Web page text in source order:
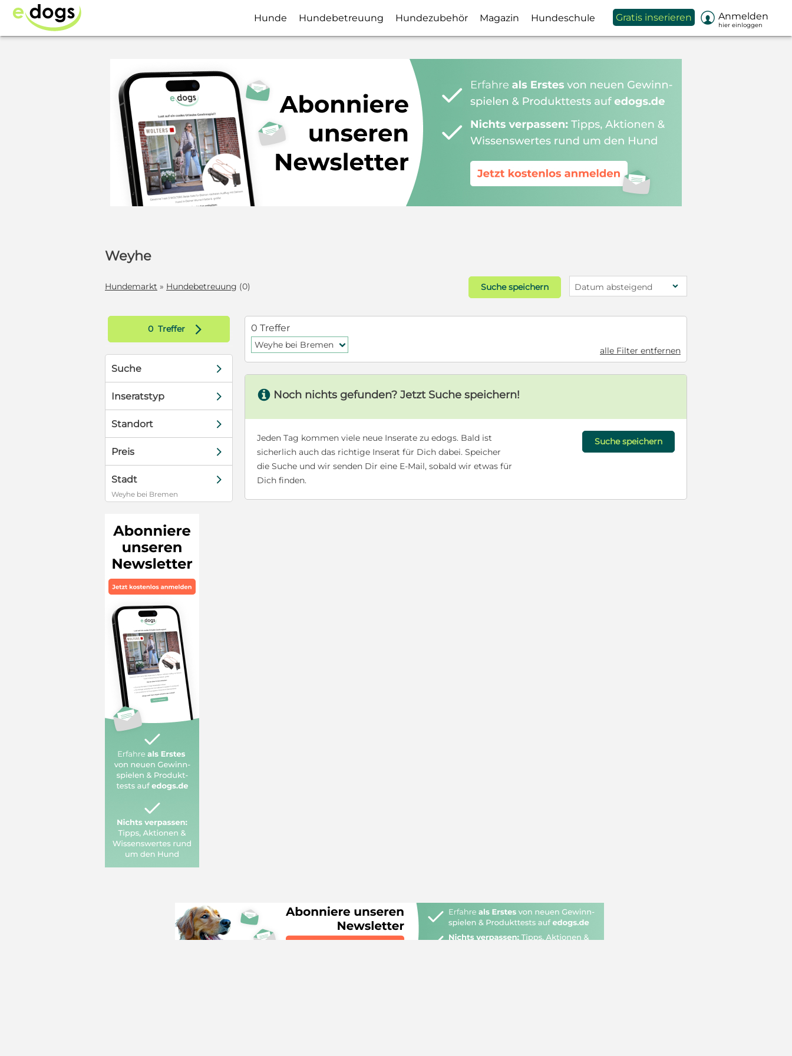
Hunde Hundebetreuung Hundezubehör Magazin Hundeschule Gratis inserieren  Anmelden
hier einloggen
Weyhe
Hundemarkt » Hundebetreuung (0) Suche speichern Datum absteigend
0 Treffer d
Suche d
Inseratstyp d
Standort d
Preis d
Stadt d
Weyhe bei Bremen
0 Treffer
Weyhe bei Bremen f
alle Filter entfernen
s Noch nichts gefunden? Jetzt Suche speichern!
Jeden Tag kommen viele neue Inserate zu edogs. Bald ist
sicherlich auch das richtige Inserat für Dich dabei. Speicher
die Suche und wir senden Dir eine E-Mail, sobald wir etwas für
Dich finden.
Suche speichern